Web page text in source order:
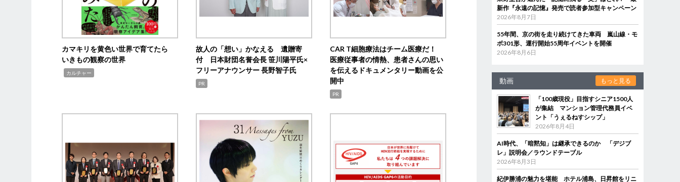
カマキリを黄色い世界で育てたら
いきもの観察の世界
カルチャー
故人の「想い」かなえる 遺贈寄
付 日本財団名誉会長 笹川陽平氏×
フリーアナウンサー 長野智子氏
PR
CAR T細胞療法はチーム医療だ！
医療従事者の情熱、患者さんの思い
を伝えるドキュメンタリー動画を公
開中
PR
新作『永遠の記憶』発売で読者参加型キャンペーン
2026年8月7日
55年間、京の街を走り続けてきた車両 嵐山線・モ
ボ301形、運行開始55周年イベントを開催
2026年8月6日
動画 もっと見る
「100歳現役」目指すシニア1500人
が集結 マンション管理代務員イベ
ント「うぇるねすシップ」
2026年8月4日
AI時代、「暗黙知」は継承できるのか 「デジブ
レ」説明会／ラウンドテーブル
2026年8月3日
紀伊勝浦の魅力を堪能 ホテル浦島、日昇館をリニ